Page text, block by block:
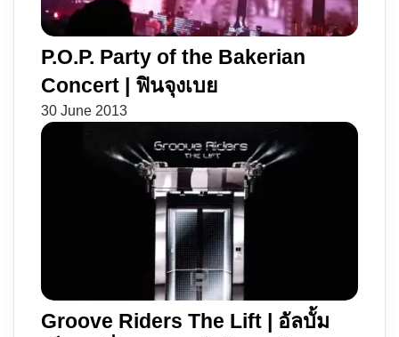
จ๋า
P.O.P. Party of the Bakerian
Concert | ฟินจุงเบย
30 June 2013
Groove Riders The Lift | อัลบั้ม